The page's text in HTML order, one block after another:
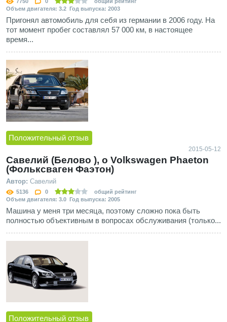
Объем двигателя: 3.2 Год выпуска: 2003
Пригонял автомобиль для себя из германии в 2006 году. На
тот момент пробег составлял 57 000 км, в настоящее
время...
Положительный отзыв
2015-05-12
Савелий (Белово ), о Volkswagen Phaeton
(Фольксваген Фаэтон)
Автор: Савелий
5136 0
общий рейтинг
Объем двигателя: 3.0 Год выпуска: 2005
Машина у меня три месяца, поэтому сложно пока быть
полностью объективным в вопросах обслуживания (только...
Положительный отзыв